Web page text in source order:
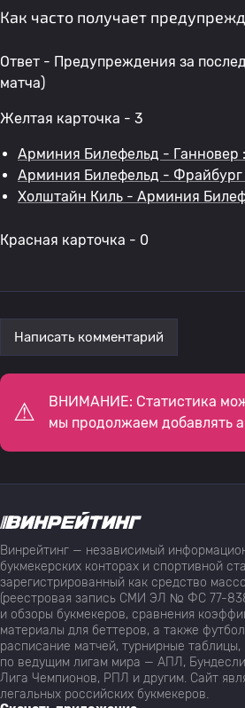
Как часто получает
Ответ - Предупреждения за
матча)
Желтая карточка - 3
Арминия Билефельд - Ганновер
Арминия Билефельд - Фрайбург
Холштайн Киль - Арминия
Красная карточка - 0
Написать комментарий
ВНИМАНИЕ: Статистика
мы продолжаем добавлять
Винрейтинг — независимый
букмекерских конторах и спортивной
зарегистрированный как средство
(реестровая запись СМИ ЭЛ № ФС 77-
и обзоры букмекеров, сравнения
материалы для беттеров, а также
расписание матчей, турнирные таблицы,
по ведущим лигам мира — АПЛ,
Лига Чемпионов, РПЛ и другим. Сайт
легальных российских букмекеров.